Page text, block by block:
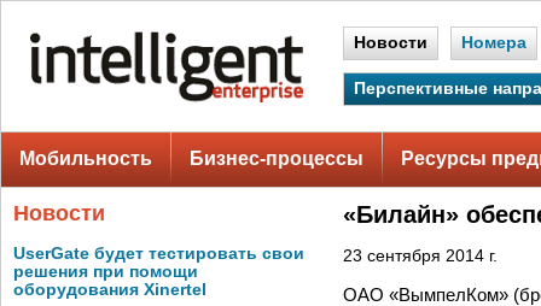
Новости Номера
Перспективные
Мобильность Бизнес-процессы Ресурсы
Новости
UserGate будет тестировать свои
решения при помощи
оборудования Xinertel
«Билайн»
23 сентября 2014 г.
ОАО «ВымпелКом»